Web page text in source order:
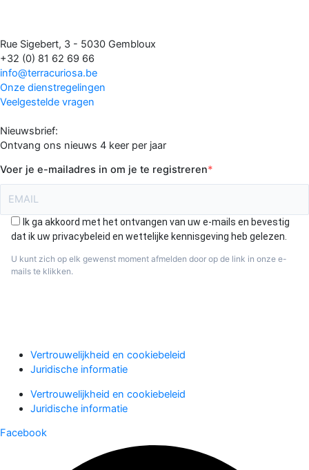
Rue Sigebert, 3 - 5030 Gembloux
+32 (0) 81 62 69 66
info@terracuriosa.be
Onze dienstregelingen
Veelgestelde vragen
Nieuwsbrief:
Ontvang ons nieuws 4 keer per jaar
Voer je e-mailadres in om je te registreren
Ik ga akkoord met het ontvangen van uw e-mails en bevestig
dat ik uw privacybeleid en wettelijke kennisgeving heb gelezen.
U kunt zich op elk gewenst moment afmelden door op de link in onze e-
mails te klikken.
Vertrouwelijkheid en cookiebeleid
Juridische informatie
Vertrouwelijkheid en cookiebeleid
Juridische informatie
Facebook